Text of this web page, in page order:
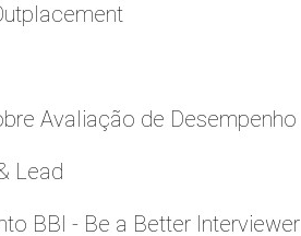
Avaliação de Desempenho
Lead
BBI - Be a Better Interviewer